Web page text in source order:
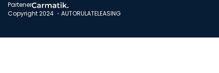
Partener
Copyright 2024 ・AUTORULATELEASING